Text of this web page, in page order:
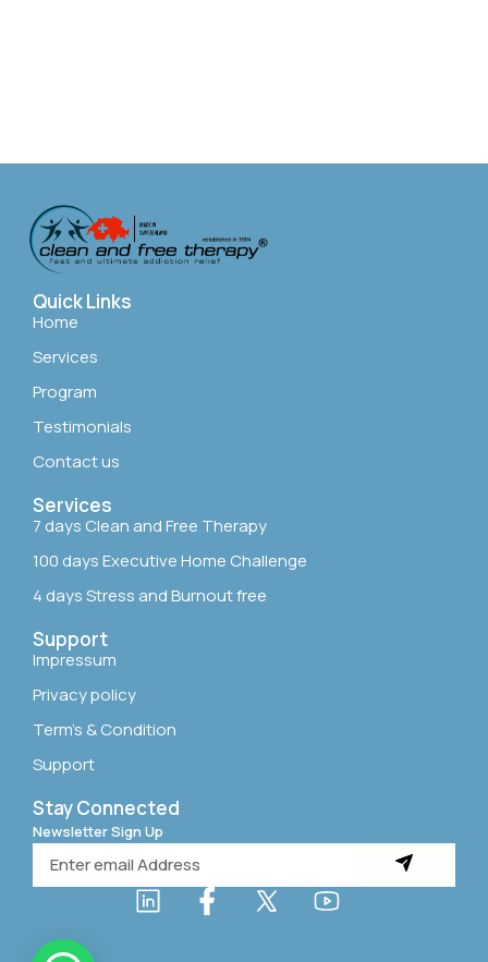
Quick Links
Home
Services
Program
Testimonials
Contact us
Services
7 days Clean and Free Therapy
100 days Executive Home Challenge
4 days Stress and Burnout free
Support
Impressum
Privacy policy
Term’s & Condition
Support
Stay Connected
Newsletter Sign Up